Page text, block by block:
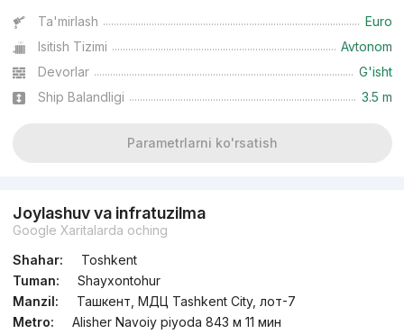
Ta'mirlash
Euro
Isitish Tizimi
Avtonom
Devorlar
G'isht
Ship Balandligi
3.5 m
Parametrlarni ko'rsatish
Joylashuv va infratuzilma
Google Xaritalarda oching
Shahar:
Toshkent
Tuman:
Shayxontohur
Manzil:
Ташкент, МДЦ Tashkent City, лот-7
Metro:
Alisher Navoiy piyoda 843 м 11 мин